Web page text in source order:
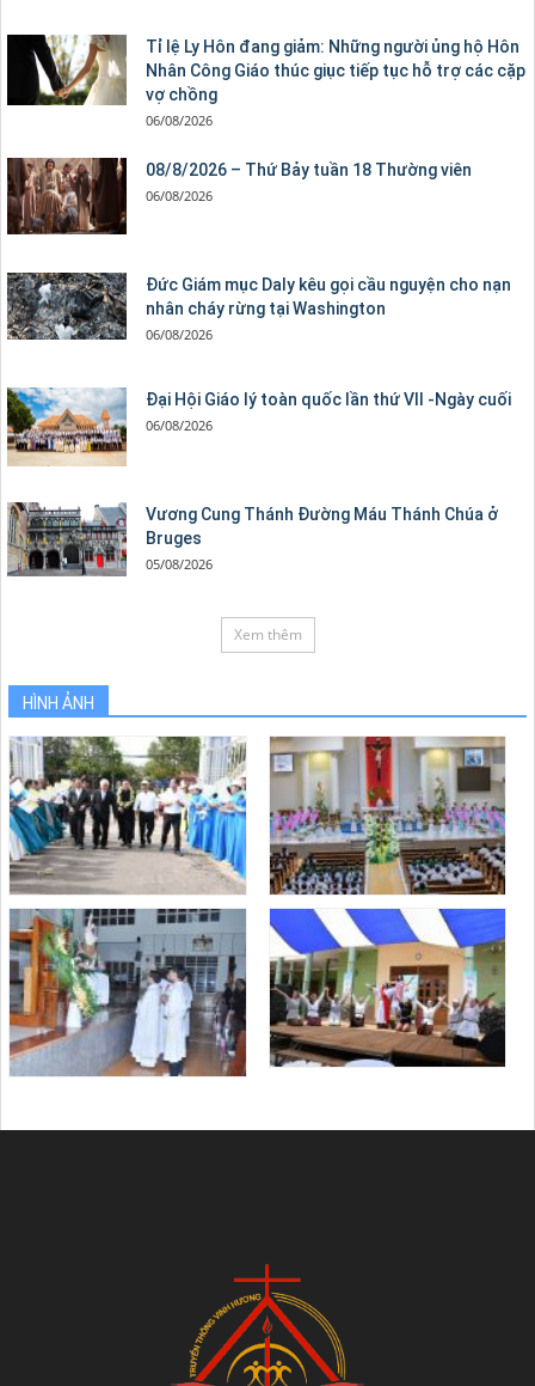
Tỉ lệ Ly Hôn đang giảm: Những người ủng hộ Hôn
Nhân Công Giáo thúc giục tiếp tục hỗ trợ các cặp
vợ chồng
06/08/2026
08/8/2026 – Thứ Bảy tuần 18 Thường viên
06/08/2026
Đức Giám mục Daly kêu gọi cầu nguyện cho nạn
nhân cháy rừng tại Washington
06/08/2026
Đại Hội Giáo lý toàn quốc lần thứ VII -Ngày cuối
06/08/2026
Vương Cung Thánh Ðường Máu Thánh Chúa ở
Bruges
05/08/2026
Xem thêm
HÌNH ẢNH